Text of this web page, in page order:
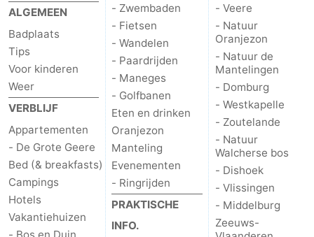
ALGEMEEN
Badplaats
Tips
Voor kinderen
Weer
VERBLIJF
Appartementen
- De Grote Geere
Bed (& breakfasts)
Campings
Hotels
Vakantiehuizen
- Bos en Duin
- Zwembaden
- Fietsen
- Wandelen
- Paardrijden
- Maneges
- Golfbanen
Eten en drinken
Oranjezon
Manteling
Evenementen
- Ringrijden
PRAKTISCHE
INFO.
- Veere
- Natuur
Oranjezon
- Natuur de
Mantelingen
- Domburg
- Westkapelle
- Zoutelande
- Natuur
Walcherse bos
- Dishoek
- Vlissingen
- Middelburg
Zeeuws-